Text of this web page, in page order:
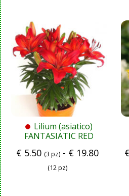
Lilium (asiatico)
FANTASIATIC RED
€ 5.50 (3 pz) - € 19.80
(12 pz)